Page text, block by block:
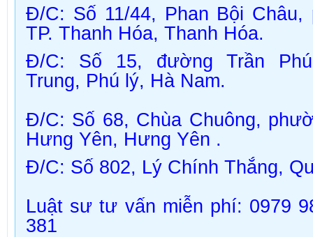
Đ/C: Số 11/44, Phan Bội
TP. Thanh Hóa, Thanh Hóa.
Đ/C: Số 15, đường Trần
Trung, Phú lý, Hà Nam.
Đ/C: Số 68, Chùa Chuông,
Hưng Yên, Hưng Yên .
Đ/C: Số 802, Lý Chính Thắng,
Luật sư tư vấn miễn phí: 0979
381